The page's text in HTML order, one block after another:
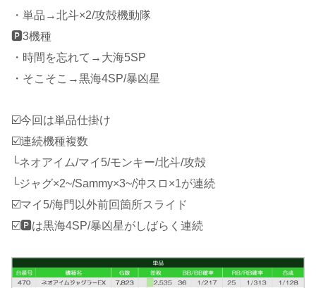
・単品→北斗×2/攻殻機動隊
🅿️3機種
・時間を忘れて→大海5SP
・そこそこ→黒海4SP/暴凶星
☑️今回は単品仕掛け
☑️連続機種複数
└ネオアイム/マイ5/モンキー/北斗/攻殻
└ジャグ×2~/Sammy×3~/沖スロ×1が連続
☑️マイ5/海門以外前回箇所スライド
☑️🅿は黒海4SP/暴凶星がしばらく連続